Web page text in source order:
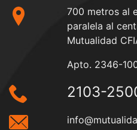
700 metros al
paralela al
Mutualidad
Apto. 2346-
2103-